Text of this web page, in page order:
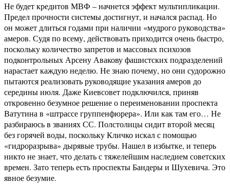
Не будет кредитов МВФ – начнется эффект мультипликации.
Предел прочности системы достигнут, и начался распад. Но
он может длиться годами при наличии «мудрого руководства»
амеров. Судя по всему, действовать приходится очень быстро,
поскольку количество запретов и массовых психозов
подконтрольных Арсену Авакову фашистских подразделений
нарастает каждую неделю. Не знаю почему, но они судорожно
пытаются реализовать руководящие указания амеров до
середины июля. Даже Киевсовет подключился, приняв
откровенно безумное решение о переименовании проспекта
Ватутина в «штрассе группенфюрера». Или как там его… Не
разбираюсь в званиях СС. Полстолицы сидит второй месяц
без горячей воды, поскольку Кличко искал с помощью
«гидроразрыва» дырявые трубы. Нашел в избытке, и теперь
никто не знает, что делать с тяжелейшим наследием советских
времен. Зато теперь есть проспекты Бандеры и Шухевича. Это
явное безумие.